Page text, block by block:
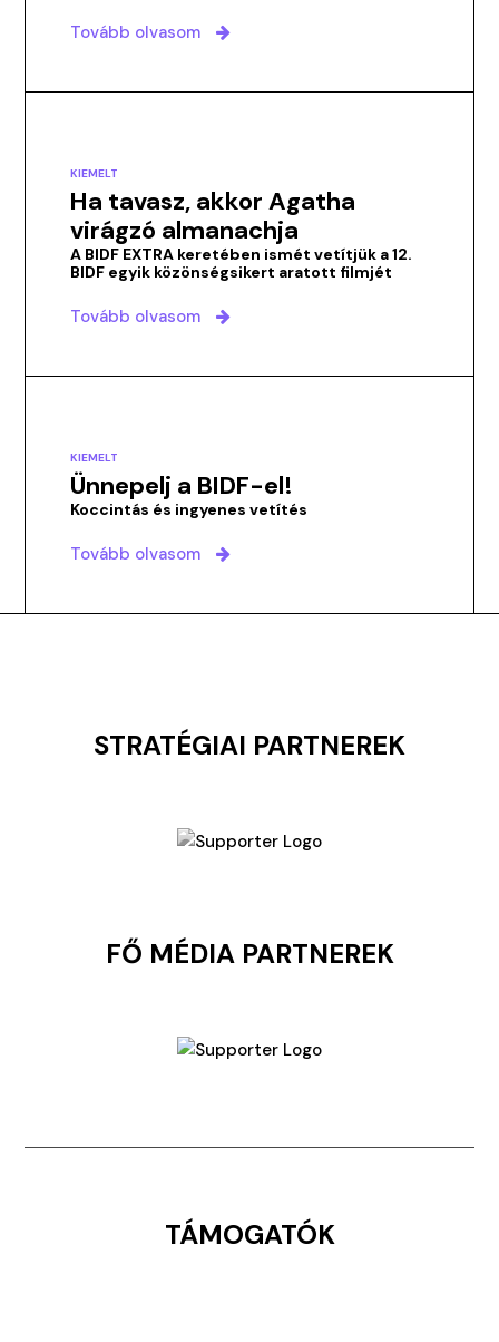
Tovább olvasom
KIEMELT
Ha tavasz, akkor Agatha
virágzó almanachja
A BIDF EXTRA keretében ismét vetítjük a 12.
BIDF egyik közönségsikert aratott filmjét
Tovább olvasom
KIEMELT
Ünnepelj a BIDF-el!
Koccintás és ingyenes vetítés
Tovább olvasom
STRATÉGIAI PARTNEREK
FŐ MÉDIA PARTNEREK
TÁMOGATÓK